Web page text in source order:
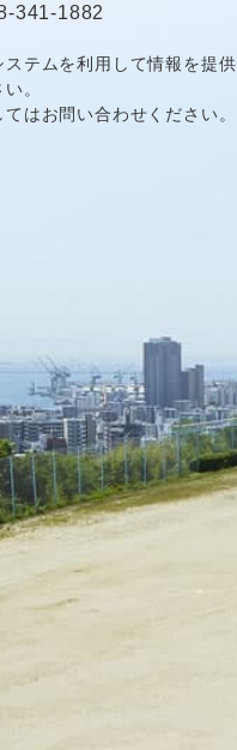
341-1882
テムを利用して情報を提
。
はお問い合わせください。